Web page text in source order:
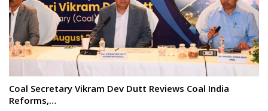
Coal Secretary Vikram Dev Dutt Reviews Coal India
Reforms,…